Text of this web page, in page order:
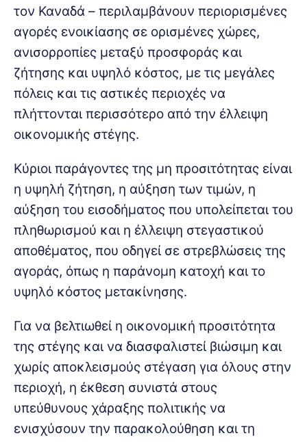
τον Καναδά – περιλαμβάνουν περιορισμένες
αγορές ενοικίασης σε ορισμένες χώρες,
ανισορροπίες μεταξύ προσφοράς και
ζήτησης και υψηλό κόστος, με τις μεγάλες
πόλεις και τις αστικές περιοχές να
πλήττονται περισσότερο από την έλλειψη
οικονομικής στέγης.
Κύριοι παράγοντες της μη προσιτότητας είναι
η υψηλή ζήτηση, η αύξηση των τιμών, η
αύξηση του εισοδήματος που υπολείπεται του
πληθωρισμού και η έλλειψη στεγαστικού
αποθέματος, που οδηγεί σε στρεβλώσεις της
αγοράς, όπως η παράνομη κατοχή και το
υψηλό κόστος μετακίνησης.
Για να βελτιωθεί η οικονομική προσιτότητα
της στέγης και να διασφαλιστεί βιώσιμη και
χωρίς αποκλεισμούς στέγαση για όλους στην
περιοχή, η έκθεση συνιστά στους
υπεύθυνους χάραξης πολιτικής να
ενισχύσουν την παρακολούθηση και τη